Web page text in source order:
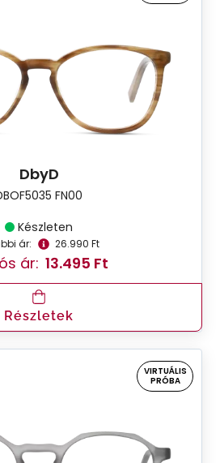
DbyD
FN00
Készleten
ár: 26.990 Ft
ár: 13.495 Ft
Részletek
VIRTUÁLIS
PRÓBA